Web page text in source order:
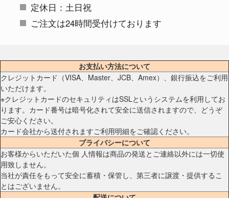
定休日：土日祝
ご注文は24時間受付けております
お支払い方法について
クレジットカード（VISA、Master、JCB、Amex）、銀行振込をご利用
いただけます。
※クレジットカードのセキュリティはSSLというシステムを利用してお
ります。カード番号は暗号化されて安全に送信されますので、どうぞ
ご安心ください。
カード会社から送付されますご利用明細をご確認ください。
プライバシーについて
お客様からいただいた個 人情報は商品の発送とご連絡以外には一切使
用致しません。
当社が責任をもって安全に蓄積・保管し、第三者に譲渡・提供するこ
とはございません。